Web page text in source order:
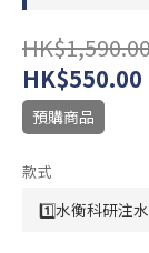
HK$550.00
預購商品
款式